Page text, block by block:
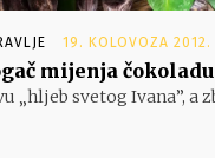
19. KOLOVOZA 2012.
mijenja čokoladu
„hljeb svetog Ivana”, a